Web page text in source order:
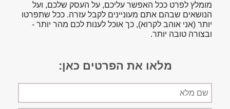
מומלץ לפרט ככל האפשר עליכם, על העסק שלכם, ועל
הנושאים שבהם אתם מעוניינים לקבל עזרה. ככל שתפרטו
יותר (אני אוהב לקרוא), כך אוכל לענות לכם מהר יותר -
ובצורה טובה יותר.
מלאו את הפרטים כאן:
מלא